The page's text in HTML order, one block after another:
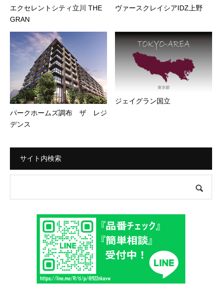
エクセレントシティ立川 THE
GRAN
ヴァースクレイシアIDZ上野
パークホームズ調布 ザ レジ
デンス
ジェイグラン国立
サイト内検索